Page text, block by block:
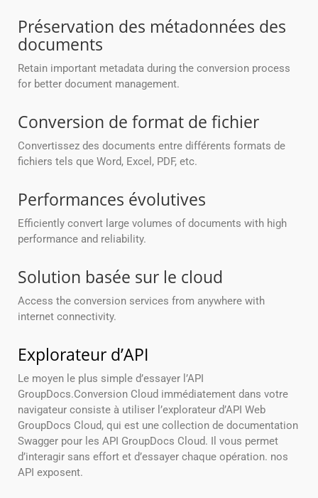
Préservation des métadonnées des
documents
Retain important metadata during the conversion process
for better document management.
Conversion de format de fichier
Convertissez des documents entre différents formats de
fichiers tels que Word, Excel, PDF, etc.
Performances évolutives
Efficiently convert large volumes of documents with high
performance and reliability.
Solution basée sur le cloud
Access the conversion services from anywhere with
internet connectivity.
Explorateur d’API
Le moyen le plus simple d’essayer l’API
GroupDocs.Conversion Cloud immédiatement dans votre
navigateur consiste à utiliser l’explorateur d’API Web
GroupDocs Cloud, qui est une collection de documentation
Swagger pour les API GroupDocs Cloud. Il vous permet
d’interagir sans effort et d’essayer chaque opération. nos
API exposent.